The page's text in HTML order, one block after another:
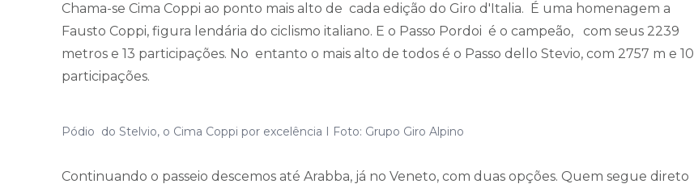
Chama-se Cima Coppi ao ponto mais alto de cada edição do Giro d'Italia. É uma homenagem a
Fausto Coppi, figura lendária do ciclismo italiano. E o Passo Pordoi é o campeão, com seus 2239
metros e 13 participações. No entanto o mais alto de todos é o Passo dello Stevio, com 2757 m e 10
participações.
Pódio do Stelvio, o Cima Coppi por excelência I Foto: Grupo Giro Alpino
Continuando o passeio descemos até Arabba, já no Veneto, com duas opções. Quem segue direto